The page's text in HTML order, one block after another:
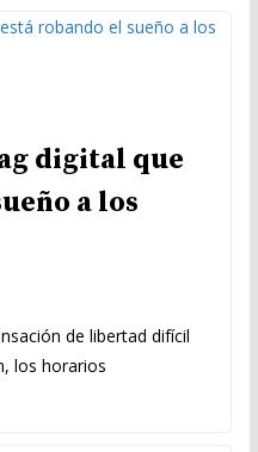
digital que
a los
de libertad difícil
los horarios